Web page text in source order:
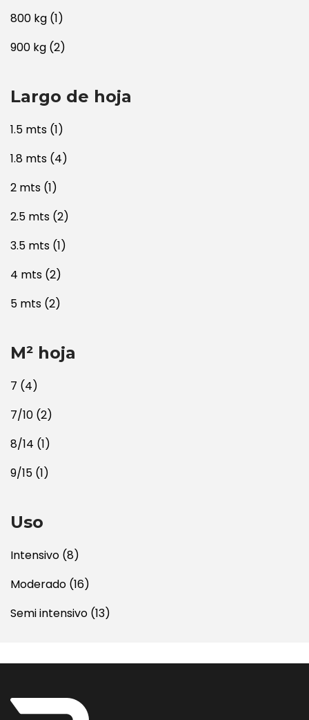
800 kg (1)
900 kg (2)
Largo de hoja
1.5 mts (1)
1.8 mts (4)
2 mts (1)
2.5 mts (2)
3.5 mts (1)
4 mts (2)
5 mts (2)
M² hoja
7 (4)
7/10 (2)
8/14 (1)
9/15 (1)
Uso
Intensivo (8)
Moderado (16)
Semi intensivo (13)